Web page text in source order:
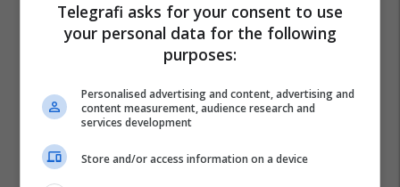
Telegrafi asks for your consent to use
your personal data for the following
purposes:
Personalised advertising and content, advertising and
content measurement, audience research and
services development
Store and/or access information on a device